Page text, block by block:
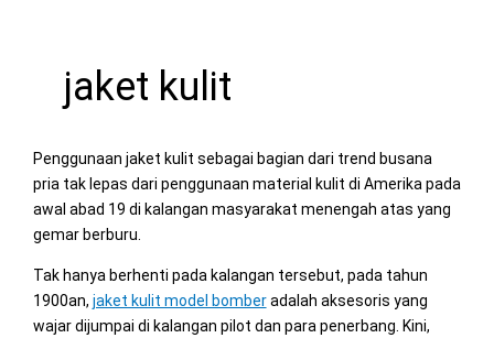
jaket kulit
Penggunaan jaket kulit sebagai bagian dari trend busana
pria tak lepas dari penggunaan material kulit di Amerika pada
awal abad 19 di kalangan masyarakat menengah atas yang
gemar berburu.
Tak hanya berhenti pada kalangan tersebut, pada tahun
1900an, jaket kulit model bomberadalah aksesoris yang
wajar dijumpai di kalangan pilot dan para penerbang. Kini,